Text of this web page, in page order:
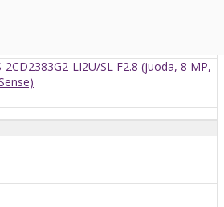
LI2U/SL F2.8 (juoda, 8 MP,